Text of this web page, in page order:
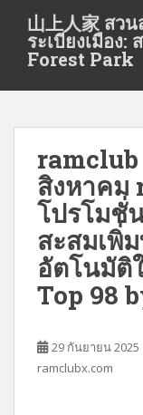
t
山上人家 สว
ระเบียงเมือง
Forest Park
ramclub
สิงหาคม
โปรโมชั่
สะสมเพิ่
อัตโนมัติ
Top 98
29 กันยายน 2025
ramclubx.com